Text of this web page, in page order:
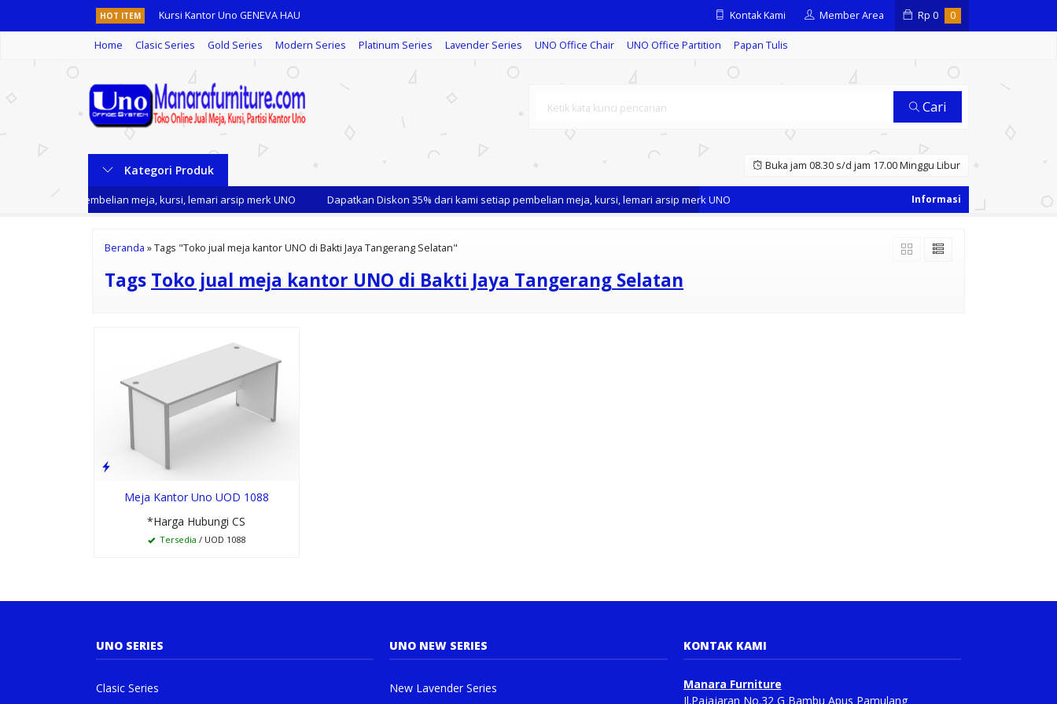
HOT ITEM Kursi Kantor Uno GENEVA HAU
Lemari Arsip Pendek Uno UST 1488 B
Shelving Rack UNO SDG 300
Kursi Kantor Uno Chicago HR
Partisi Kantor Uno Series Premium 3 Staff
Lemari Arsip Pendek Uno UST 4354
Kontak Kami Member Area Rp 0 0
Home Clasic Series Gold Series Modern Series Platinum Series Lavender Series UNO Office Chair UNO Office Partition Papan Tulis
Cari
Kategori Produk Buka jam 08.30 s/d jam 17.00 Minggu Libur
kami setiap pembelian meja, kursi, lemari arsip merk UNO Dapatkan Diskon 35% dari kami setiap pembelian meja, kursi, lemari arsip merk UNO
Beranda »Tags "Toko jual meja kantor UNO di Bakti Jaya Tangerang Selatan"
Tags Toko jual meja kantor UNO di Bakti Jaya Tangerang Selatan
Meja Kantor Uno UOD 1088
*Harga Hubungi CS
Tersedia / UOD 1088
UNO SERIES
Clasic Series
UNO NEW SERIES
New Lavender Series
KONTAK KAMI
Manara Furniture
Jl.Pajajaran No.32 G Bambu Apus Pamulang